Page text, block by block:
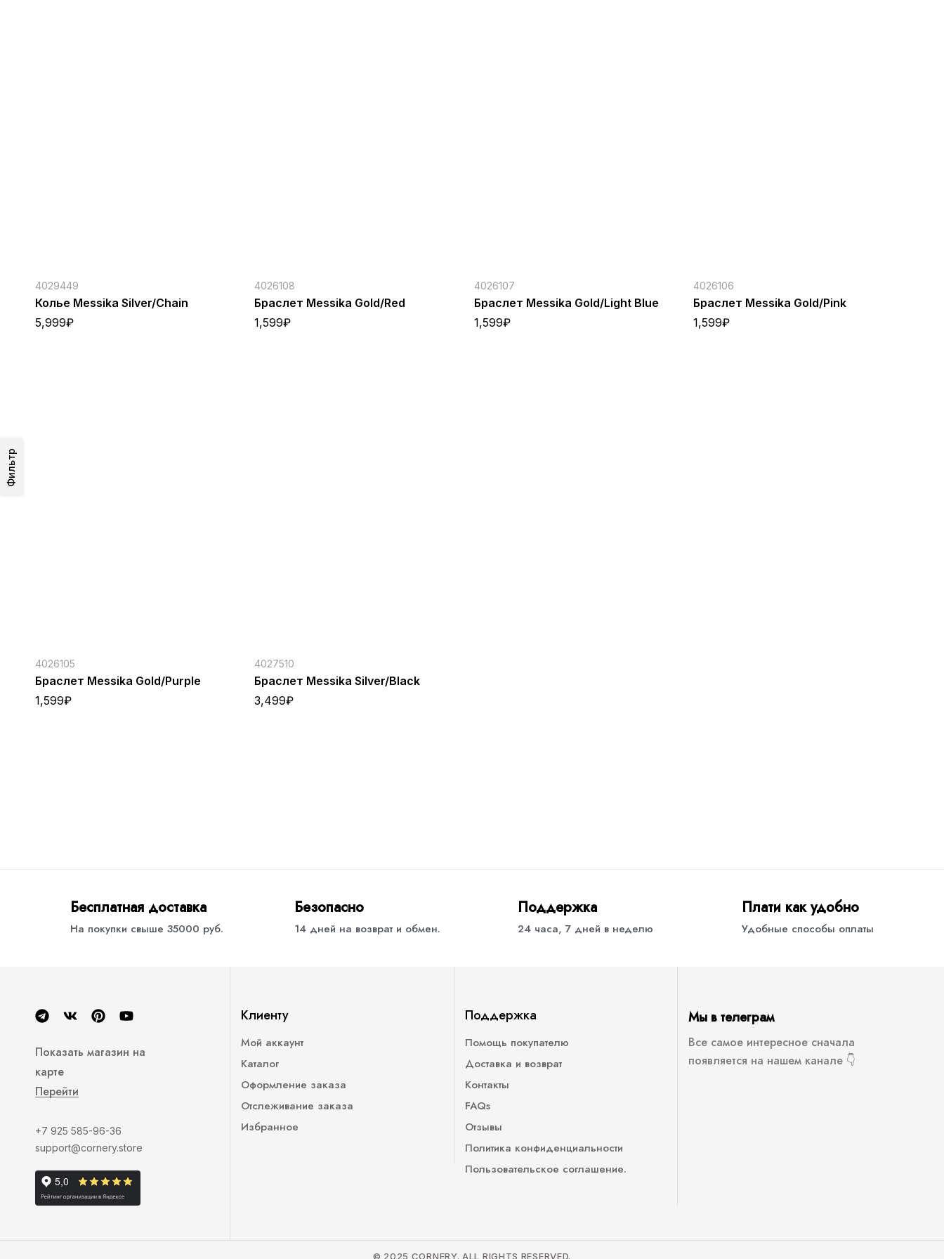
Фильтр
4029449
Колье Messika Silver/Chain
5,999₽
4026108
Браслет Messika Gold/Red
1,599₽
4026107
Браслет Messika Gold/Light Blue
1,599₽
4026106
Браслет Messika Gold/Pink
1,599₽
4026105
Браслет Messika Gold/Purple
1,599₽
4027510
Браслет Messika Silver/Black
3,499₽
Бесплатная доставка
На покупки свыше 35000 руб.
Безопасно
14 дней на возврат и обмен.
Поддержка
24 часа, 7 дней в неделю
Плати как удобно
Удобные способы оплаты
Показать магазин на
карте
Перейти
+7 925 585-96-36
support@cornery.store
Клиенту
Мой аккаунт
Каталог
Оформление заказа
Отслеживание заказа
Избранное
Поддержка
Помощь покупателю
Доставка и возврат
Контакты
FAQs
Отзывы
Политика конфиденциальности
Пользовательское соглашение.
Мы в телеграм
Все самое интересное сначала
появляется на нашем канале 👇
© 2025 CORNERY. ALL RIGHTS RESERVED.